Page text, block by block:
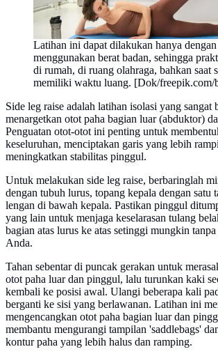
Latihan ini dapat dilakukan hanya dengan
menggunakan berat badan, sehingga
di rumah, di ruang olahraga, bahkan saat
memiliki waktu luang. [Dok/freepik.com/
Side leg raise adalah latihan isolasi yang sangat
menargetkan otot paha bagian luar (abduktor)
Penguatan otot-otot ini penting untuk
keseluruhan, menciptakan garis yang lebih
meningkatkan stabilitas pinggul.
Untuk melakukan side leg raise, berbaringlah
dengan tubuh lurus, topang kepala dengan satu
lengan di bawah kepala. Pastikan pinggul
yang lain untuk menjaga keselarasan tulang
bagian atas lurus ke atas setinggi mungkin
Anda.
Tahan sebentar di puncak gerakan untuk
otot paha luar dan pinggul, lalu turunkan kaki
kembali ke posisi awal. Ulangi beberapa kali
berganti ke sisi yang berlawanan. Latihan ini
mengencangkan otot paha bagian luar dan
membantu mengurangi tampilan 'saddlebags'
kontur paha yang lebih halus dan ramping.